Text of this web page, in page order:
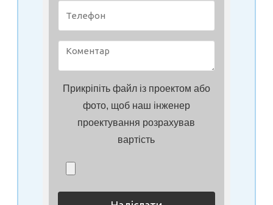
Прикріпіть файл із проектом або
фото, щоб наш інженер
проектування розрахував
вартість